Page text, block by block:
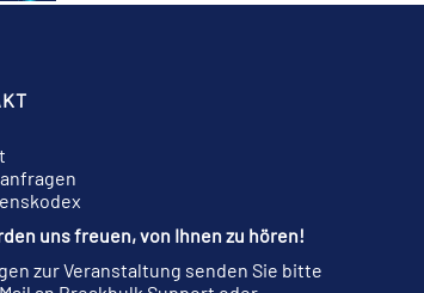
uns freuen, von Ihnen zu hören!
zur Veranstaltung senden Sie bitte